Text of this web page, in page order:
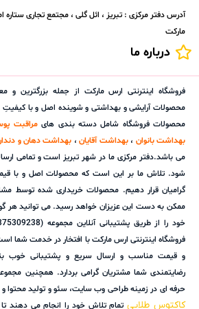
آدرس دفتر مرکزی : تبریز ، ائل گلی ، مجتمع تجاری ستاره
مارکت
درباره ما
فروشگاه اینترنتی ارس مارکت از جمله بزرگترین و
محصولات آرایشی و بهداشتی و شوینده اصل و با
محصولات فروشگاه شامل دسته بندی هایمراقبت
بهداشت بانوان ،بهداشت آقایان، بهداشت دهان و
می باشد.دفتر مرکزی ما در شهر تبریز است و تمامی
شود. تلاش ما بر این است که محصولات اصل و با
گرامیان قرار دهیم. محصولات خریداری شده توسط
ممکن به دست این عزیزان خواهد رسید. می توانید هر
فروشگاه اینترنتی ارس مارکت با افتخار در خدمت شما
و قیمت مناسب و ارسال سریع و پشتیبانی خوب
رضایتمندی شما مشتریان گرامی بردارد. همچنین
حرفه ای در زمینه طراحی وب سایت، سئو و تولید محتوا و
کاکتوس طلاییتمام تلاش خود را انجام می دهند